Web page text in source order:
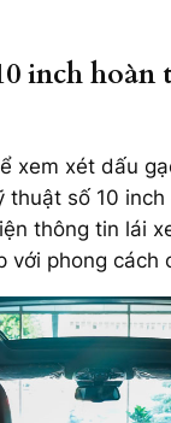
inch hoàn
xem xét dấu
thuật số 10
thông tin lái
với phong cách